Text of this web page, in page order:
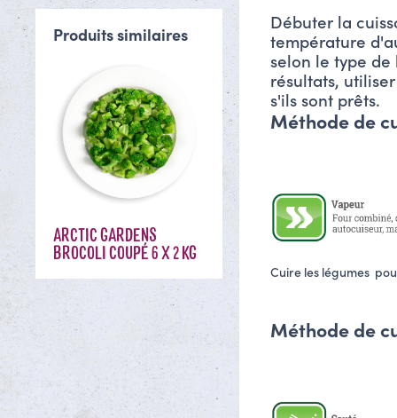
Produits similaires
ARCTIC GARDENS
BROCOLI COUPÉ 6 X 2 KG
Débuter la
température
selon le type
résultats,
s'ils sont prêts.
Méthode de
Cuire les légumes
Méthode de